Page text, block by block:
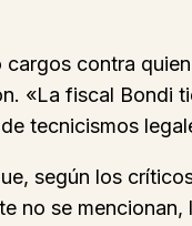
contra
«La fiscal Bondi
tecnicismos
según los
no se